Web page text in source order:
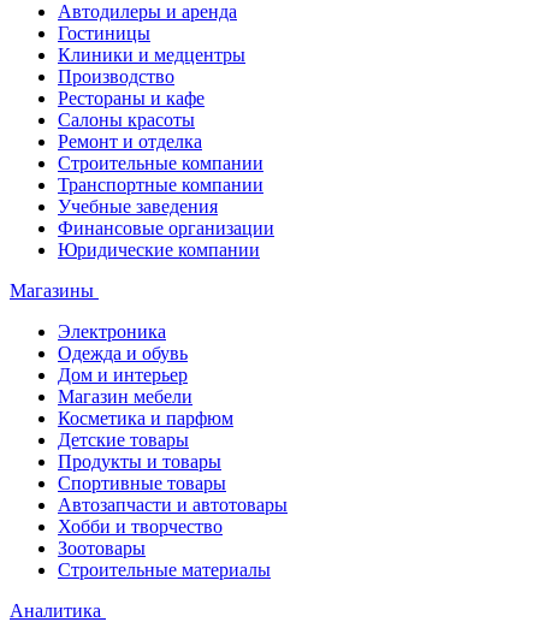
Автодилеры и аренда
Гостиницы
Клиники и медцентры
Производство
Рестораны и кафе
Салоны красоты
Ремонт и отделка
Строительные компании
Транспортные компании
Учебные заведения
Финансовые организации
Юридические компании
Магазины
Электроника
Одежда и обувь
Дом и интерьер
Магазин мебели
Косметика и парфюм
Детские товары
Продукты и товары
Спортивные товары
Автозапчасти и автотовары
Хобби и творчество
Зоотовары
Строительные материалы
Аналитика